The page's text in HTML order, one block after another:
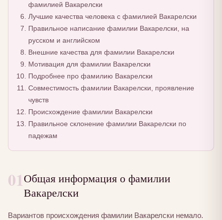
фамилией Вакарелски
Лучшие качества человека с фамилией Вакарелски
Правильное написание фамилии Вакарелски, на
русском и английском
Внешние качества для фамилии Вакарелски
Мотивация для фамилии Вакарелски
Подробнее про фамилию Вакарелски
Совместимость фамилии Вакарелски, проявление
чувств
Происхождение фамилии Вакарелски
Правильное склонение фамилии Вакарелски по
падежам
01Общая информация о фамилии
Вакарелски
Вариантов происхождения фамилии Вакарелски немало.